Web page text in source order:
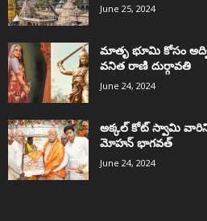
June 25, 2024
మాతృ భూమి కోసం
వనిత రాణి దుర్గావతి
June 24, 2024
అక్కల్‌ కోట్‌ స్వామి వారిని
మోహన్ భాగవత్
June 24, 2024